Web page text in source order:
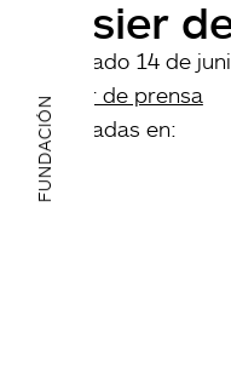
FUNDACIÓN
Dosier
Publicado 14 de
Dosier de prensa
archivadas en: